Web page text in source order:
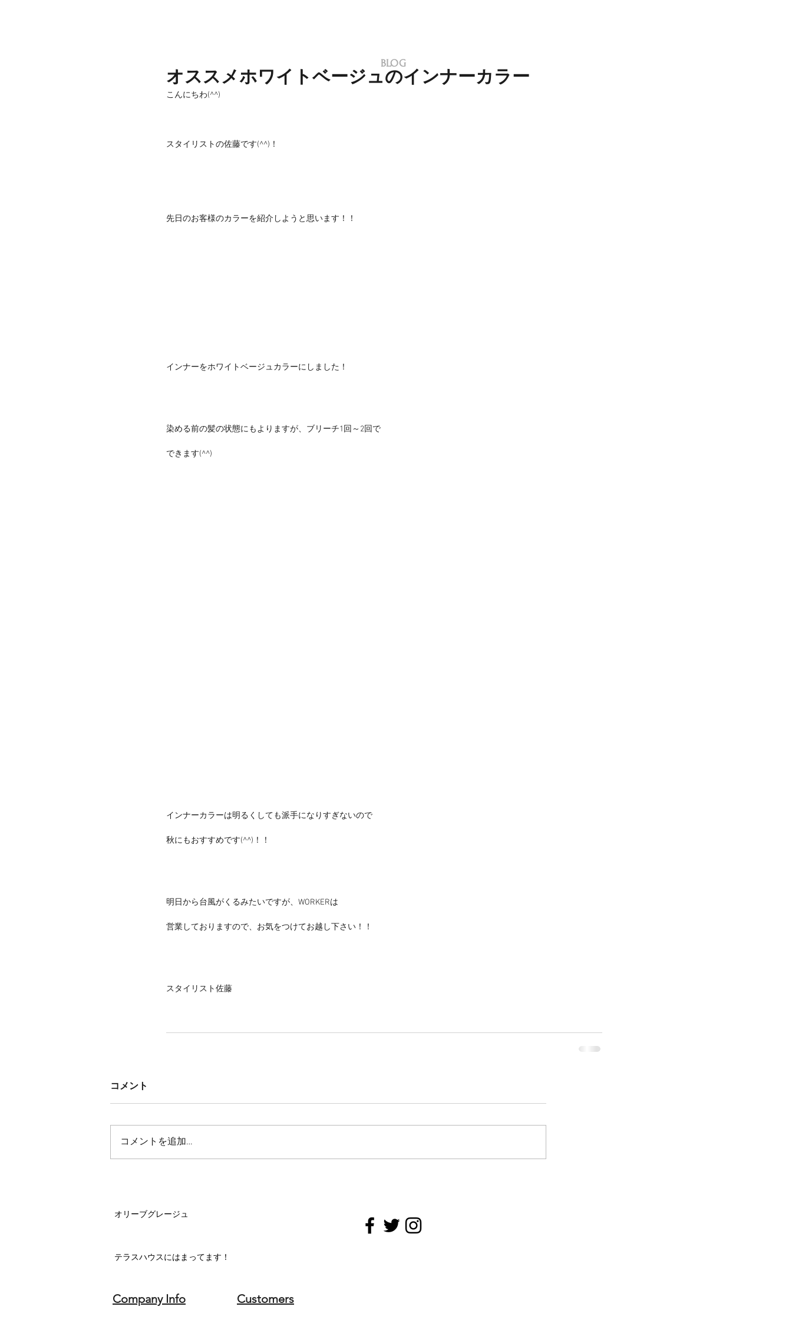
オススメホワイトベージュのインナーカラー
こんにちわ(^^)
スタイリストの佐藤です(^^)！
先日のお客様のカラーを紹介しようと思います！！
インナーをホワイトベージュカラーにしました！
染める前の髪の状態にもよりますが、ブリーチ1回～2回で
できます(^^)
インナーカラーは明るくしても派手になりすぎないので
秋にもおすすめです(^^)！！
明日から台風がくるみたいですが、WORKERは
営業しておりますので、お気をつけてお越し下さい！！
スタイリスト佐藤
コメント
コメントを追加…
BLOG
オリーブグレージュ
テラスハウスにはまってます！
Company Info
Customers